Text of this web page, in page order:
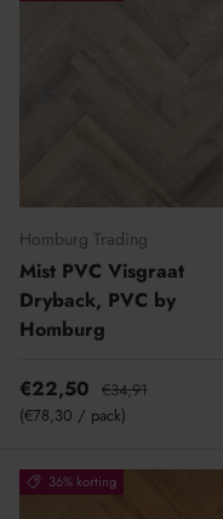
Homburg Trading
Mist PVC Visgraat
Dryback, PVC by
Homburg
€22,50 €34,91
Eenheid prijs
€78,30 / pack
36% korting